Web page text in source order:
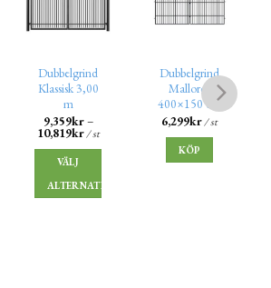
Dubbelgrind
Klassisk 3,00
m
9,359kr–
10,819kr/ st
VÄLJ
ALTERNATIV
Dubbelgrind
Mallorca
400×150 cm
6,299kr / st
KÖP